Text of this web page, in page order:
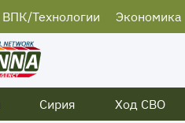
ВПК/Технологии Экономика
Сирия Ход СВО